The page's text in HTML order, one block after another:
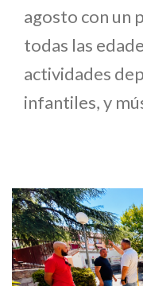
agosto con un
todas las
actividades
infantiles, y